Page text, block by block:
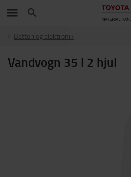
Batteri og elektronik
Vandvogn 35 l 2 hjul